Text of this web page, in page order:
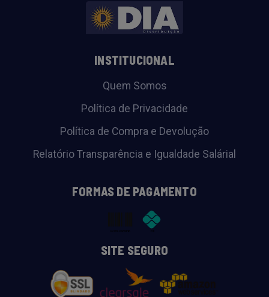
INSTITUCIONAL
Quem Somos
Política de Privacidade
Política de Compra e Devolução
Relatório Transparência e Igualdade Salárial
FORMAS DE PAGAMENTO
SITE SEGURO